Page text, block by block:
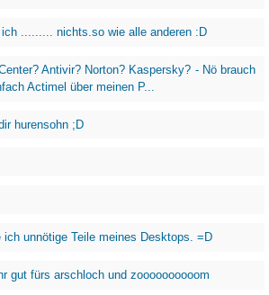
......... nichts.so wie alle anderen :D
Antivir? Norton? Kaspersky? - Nö brauch
Actimel über meinen P...
hurensohn ;D
ich unnötige Teile meines Desktops. =D
gut fürs arschloch und zoooooooooom